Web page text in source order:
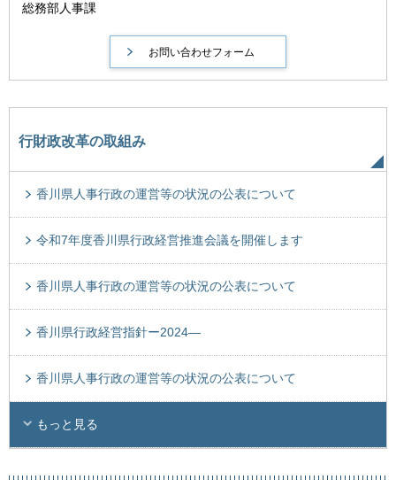
総務部人事課
行財政改革の取組み
香川県人事行政の運営等の状況の公表について
令和7年度香川県行政経営推進会議を開催します
香川県人事行政の運営等の状況の公表について
香川県行政経営指針ー2024―
香川県人事行政の運営等の状況の公表について
もっと見る